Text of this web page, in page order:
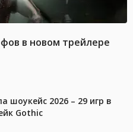
в новом трейлере
шоукейс 2026 – 29 игр в
Gothic